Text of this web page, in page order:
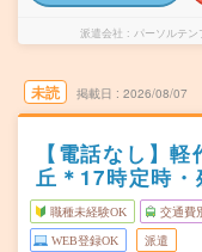
派遣会社 パーソルテ
未読 掲載日 2026/08/07
【電話なし】
丘＊17時定時・
職種未経験OK 交通費
WEB登録OK 派遣